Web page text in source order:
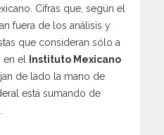
Cifras que, según el
fuera de los análisis y
que consideran sólo a
el
Instituto Mexicano
de lado la mano de
está sumando de